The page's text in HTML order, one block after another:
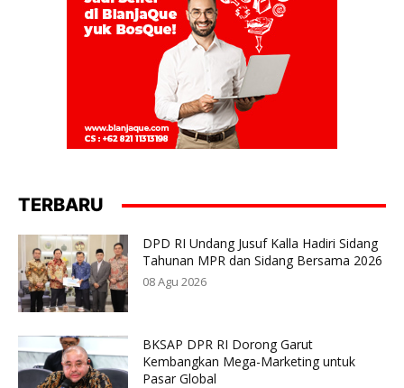
TERBARU
DPD RI Undang Jusuf Kalla Hadiri Sidang
Tahunan MPR dan Sidang Bersama 2026
08 Agu 2026
BKSAP DPR RI Dorong Garut
Kembangkan Mega-Marketing untuk
Pasar Global